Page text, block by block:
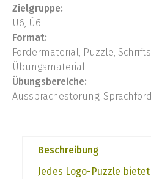
Zielgruppe:
U6, Ü6
Format:
Fördermaterial, Puzzle,
Übungsmaterial
Übungsbereiche:
Aussprachestörung,
Beschreibung
Jedes Logo-Puzzle